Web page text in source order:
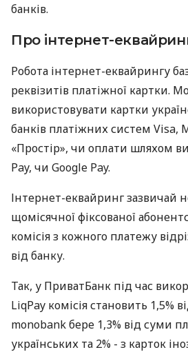
банків.
Про інтернет-
Робота інтернет-еквайрингу
реквізитів платіжної картки.
використовувати картки
банків платіжних систем Visa,
«Простір», чи оплати шляхом
Pay, чи Google Pay.
Інтернет-еквайринг зазвичай
щомісячної фіксованої
комісія з кожного платежу
від банку.
Так, у ПриватБанк під час
LiqPay комісія становить 1,5%
monobank бере 1,3% від суми
українських та 2% - з карток